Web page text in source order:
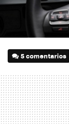
5 comentarios